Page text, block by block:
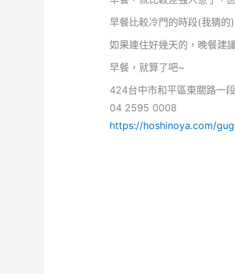
早餐比較冷門的時段(我猜
如果連住好幾天的，晚餐建
早餐，就算了吧~
424台中市和平區東關路一
04 2595 0008
https://hoshinoya.com/